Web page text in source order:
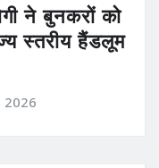
ने बुनकरों को
स्तरीय हैंडलूम
2026